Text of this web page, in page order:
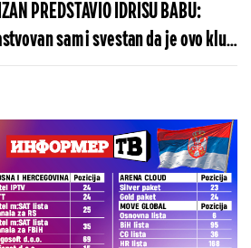
PREDSTAVIO IDRISU BABU:
sam i svestan da je ovo klub
istorijom"